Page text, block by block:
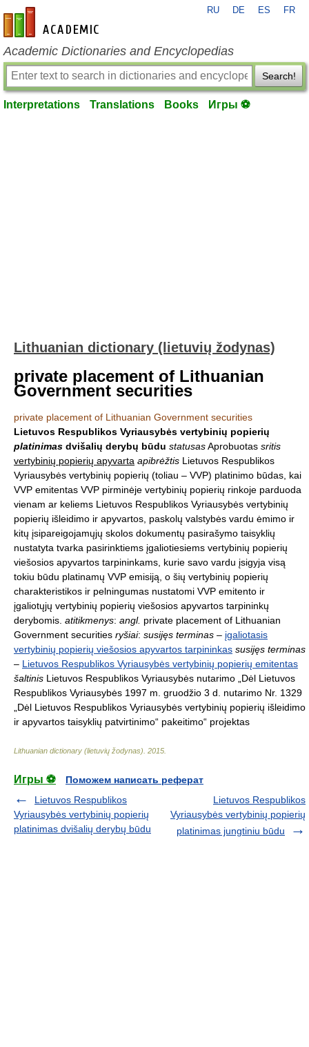
en-academic.com
RU DE ES FR
Academic Dictionaries and Encyclopedias
Search!
Interpretations Translations Books Игры ⚽
Lithuanian dictionary (lietuvių žodynas)
private placement of Lithuanian
Government securities
private placement of Lithuanian Government securities
Lietuvos Respublikos Vyriausybės vertybinių popierių
platinimas dvišalių derybų būdu statusasAprobuotas sritis
vertybinių popierių apyvarta apibrėžtis Lietuvos Respublikos
Vyriausybės vertybinių popierių (toliau – VVP) platinimo būdas, kai
VVP emitentas VVP pirminėje vertybinių popierių rinkoje parduoda
vienam ar keliems Lietuvos Respublikos Vyriausybės vertybinių
popierių išleidimo ir apyvartos, paskolų valstybės vardu ėmimo ir
kitų įsipareigojamųjų skolos dokumentų pasirašymo taisyklių
nustatyta tvarka pasirinktiems įgaliotiesiems vertybinių popierių
viešosios apyvartos tarpininkams, kurie savo vardu įsigyja visą
tokiu būdu platinamų VVP emisiją, o šių vertybinių popierių
charakteristikos ir pelningumas nustatomi VVP emitento ir
įgaliotųjų vertybinių popierių viešosios apyvartos tarpininkų
derybomis. atitikmenys: angl. private placement of Lithuanian
Government securities ryšiai: susijęs terminas – įgaliotasis
vertybinių popierių viešosios apyvartos tarpininkas susijęs terminas
– Lietuvos Respublikos Vyriausybės vertybinių popierių emitentas
šaltinis Lietuvos Respublikos Vyriausybės nutarimo „Dėl Lietuvos
Respublikos Vyriausybės 1997 m. gruodžio 3 d. nutarimo Nr. 1329
„Dėl Lietuvos Respublikos Vyriausybės vertybinių popierių išleidimo
ir apyvartos taisyklių patvirtinimo“ pakeitimo“ projektas
Lithuanian dictionary (lietuvių žodynas) 2015
Игры ⚽
Поможем написать реферат
Lietuvos Respublikos
Vyriausybės vertybinių popierių
platinimas dvišalių derybų būdu
Lietuvos Respublikos
Vyriausybės vertybinių popierių
platinimas jungtiniu būdu